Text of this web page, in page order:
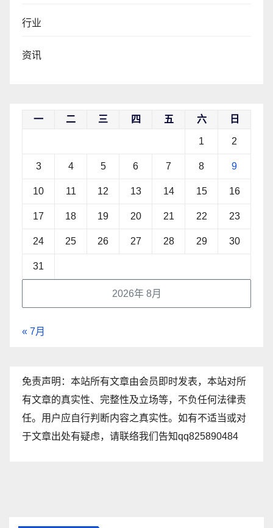
行业
资讯
2026年 8月
一 二 三 四 五 六 日
1 2
3 4 5 6 7 8 9
10 11 12 13 14 15 16
17 18 19 20 21 22 23
24 25 26 27 28 29 30
31
« 7月
免责声明：本站所有文章由会员即时发表，本站对所
有文章的真实性、完整性及立场等，不负任何法律责
任。用户应自行判断内容之真实性。如有不适当或对
于文章出处有疑虑，请联络我们告知qq825890484